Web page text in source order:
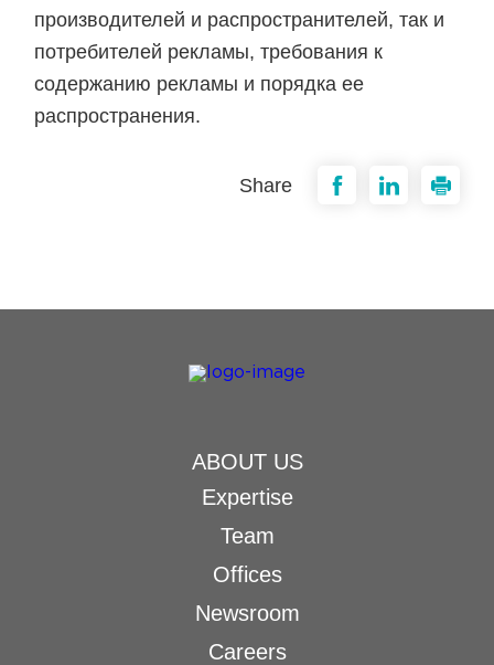
производителей и распространителей, так и
потребителей рекламы, требования к
содержанию рекламы и порядка ее
распространения.
Share
ABOUT US
Expertise
Team
Offices
Newsroom
Careers